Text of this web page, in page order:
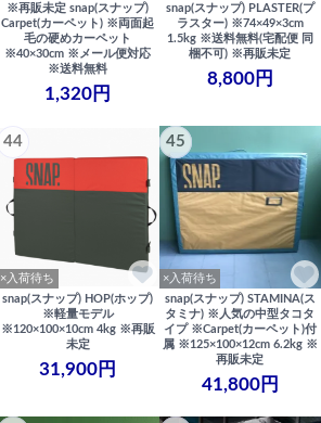
※再販未定 snap(スナップ)
Carpet(カーペット) ※両面起
毛の硬めカーペット
※40×30cm ※メール便対応
※送料無料
1,320円
snap(スナップ) PLASTER(プ
ラスター) ※74×49×3cm
1.5kg ※送料無料(宅配便 同
梱不可) ※再販未定
8,800円
44
×入荷待ち
snap(スナップ) HOP(ホップ)
※軽量モデル
※120×100×10cm 4kg ※再販
未定
31,900円
45
×入荷待ち
snap(スナップ) STAMINA(ス
タミナ) ※人気の中型タコタ
イプ ※Carpet(カーペット)付
属 ※125×100×12cm 6.2kg ※
再販未定
41,800円